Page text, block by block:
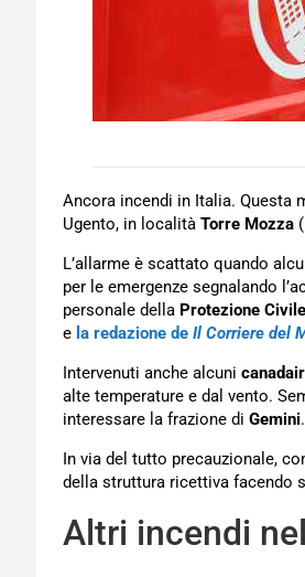
Ancora incendi in Italia. Questa
Ugento, in località Torre Mozza
L’allarme è scattato quando
per le emergenze segnalando
personale della Protezione Civile
e la redazione de Il Corriere del
Intervenuti anche alcuni canadair
alte temperature e dal vento.
interessare la frazione di Gemini.
In via del tutto precauzionale,
della struttura ricettiva facendo
Altri incendi